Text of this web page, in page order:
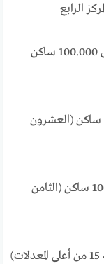
الرابع
• معدل جرائم العنف: 228.8 لكل 100.000 ساكن
• معدل القتل: 3.6 لكل 100.000 ساكن (العشرون
• معدل الحبس: 217 لكل 100،000 ساكن (الثامن